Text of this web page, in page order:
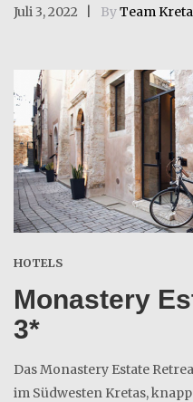
Juli 3, 2022
ByTeam
HOTELS
Monastery
3*
Das Monastery Estate
im Südwesten Kretas,